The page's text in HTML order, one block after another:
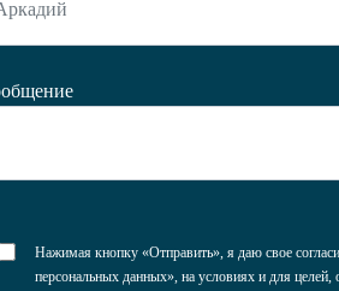
Нажимая кнопку «Отправить», я даю свое
персональных данных», на условиях и для целей,